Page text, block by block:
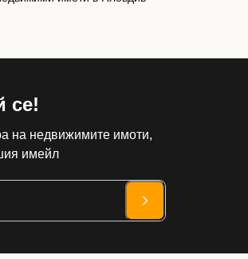
се!
на недвижимите имоти,
имейл